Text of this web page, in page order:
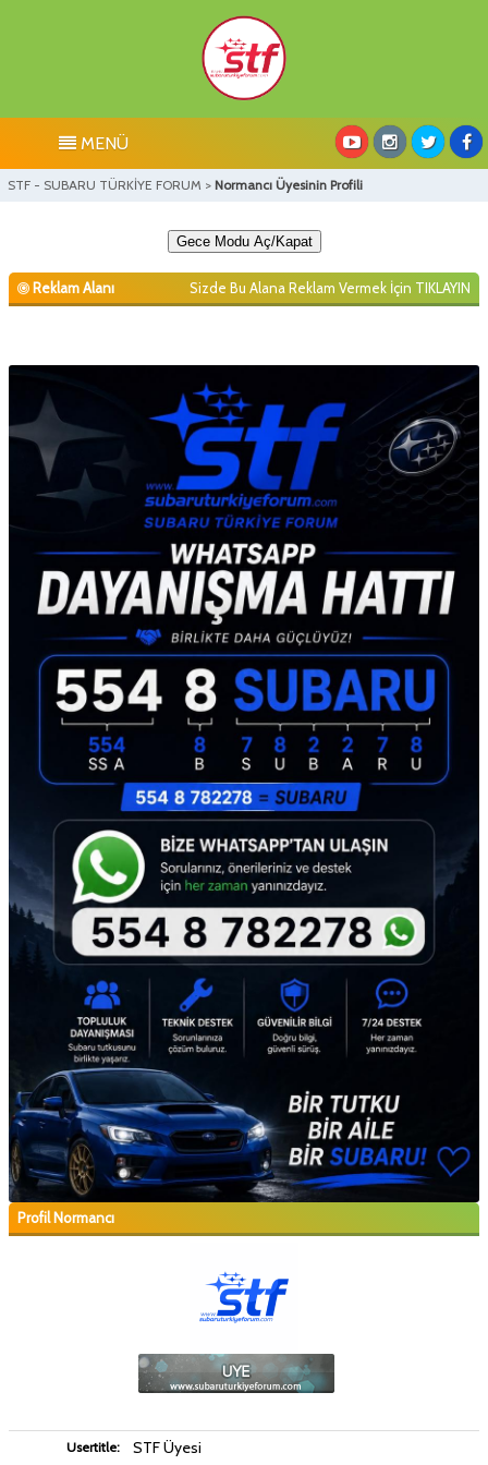
MENÜ
STF - SUBARU TÜRKİYE FORUM > Normancı Üyesinin Profili
Gece Modu Aç/Kapat
Reklam Alanı Sizde Bu Alana Reklam Vermek İçin TIKLAYIN
Profil Normancı
Usertitle: STF Üyesi